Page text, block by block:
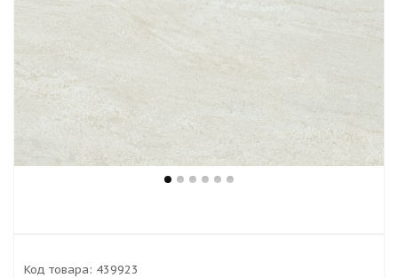
Код товара: 439923